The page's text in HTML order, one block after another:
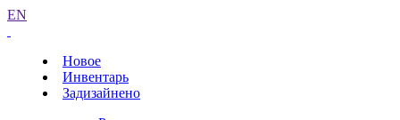
EN
Новое
Инвентарь
Задизайнено